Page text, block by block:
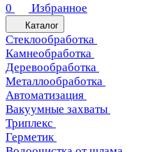
0
Избранное
Каталог
Стеклообработка
Камнеобработка
Деревообработка
Металлообработка
Автоматизация
Вакуумные захваты
Триплекс
Герметик